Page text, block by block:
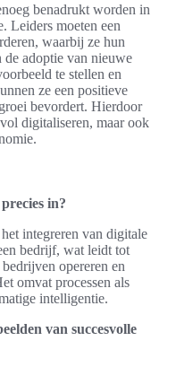
benadrukt worden in
Leiders moeten een
waarbij ze hun
de adoptie van nieuwe
te stellen en
ze een positieve
bevordert. Hierdoor
digitaliseren, maar ook
in?
integreren van digitale
bedrijf, wat leidt tot
opereren en
omvat processen als
intelligentie.
van succesvolle